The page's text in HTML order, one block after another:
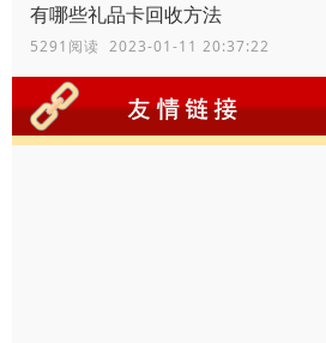
有哪些礼品卡回收方法
5291阅读 2023-01-11 20:37:22